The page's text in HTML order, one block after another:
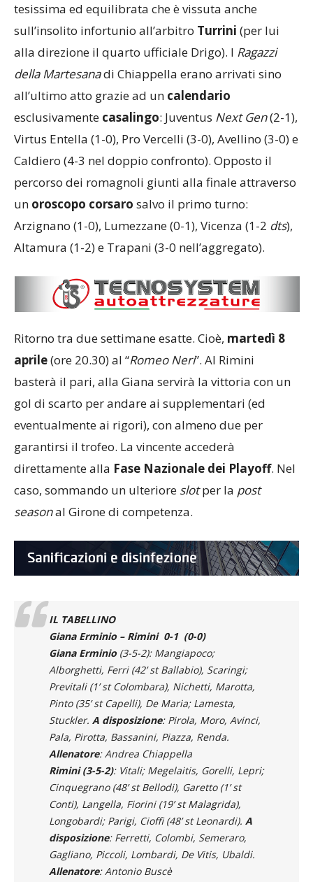
tesissima ed equilibrata che è vissuta anche
sull’insolito infortunio all’arbitro Turrini (per lui
alla direzione il quarto ufficiale Drigo). I Ragazzi
della Martesanadi Chiappella erano arrivati sino
all’ultimo atto grazie ad un calendario
esclusivamente casalingo: Juventus Next Gen(2-1),
Virtus Entella (1-0), Pro Vercelli (3-0), Avellino (3-0) e
Caldiero (4-3 nel doppio confronto). Opposto il
percorso dei romagnoli giunti alla finale attraverso
un oroscopo corsaro salvo il primo turno:
Arzignano (1-0), Lumezzane (0-1), Vicenza (1-2 dts),
Altamura (1-2) e Trapani (3-0 nell’aggregato).
Ritorno tra due settimane esatte. Cioè, martedì 8
aprile(ore 20.30) al “Romeo Neri”. Al Rimini
basterà il pari, alla Giana servirà la vittoria con un
gol di scarto per andare ai supplementari (ed
eventualmente ai rigori), con almeno due per
garantirsi il trofeo. La vincente accederà
direttamente alla Fase Nazionale dei Playoff. Nel
caso, sommando un ulteriore slotper la post
seasonal Girone di competenza.
IL TABELLINO
Giana Erminio – Rimini 0-1 (0-0)
Giana Erminio(3-5-2): Mangiapoco;
Alborghetti, Ferri (42’ st Ballabio), Scaringi;
Previtali (1’ st Colombara), Nichetti, Marotta,
Pinto (35’ st Capelli), De Maria; Lamesta,
Stuckler. A disposizione: Pirola, Moro, Avinci,
Pala, Pirotta, Bassanini, Piazza, Renda.
Allenatore: Andrea Chiappella
Rimini (3-5-2): Vitali; Megelaitis, Gorelli, Lepri;
Cinquegrano (48’ st Bellodi), Garetto (1’ st
Conti), Langella, Fiorini (19’ st Malagrida),
Longobardi; Parigi, Cioffi (48’ st Leonardi). A
disposizione: Ferretti, Colombi, Semeraro,
Gagliano, Piccoli, Lombardi, De Vitis, Ubaldi.
Allenatore: Antonio Buscè